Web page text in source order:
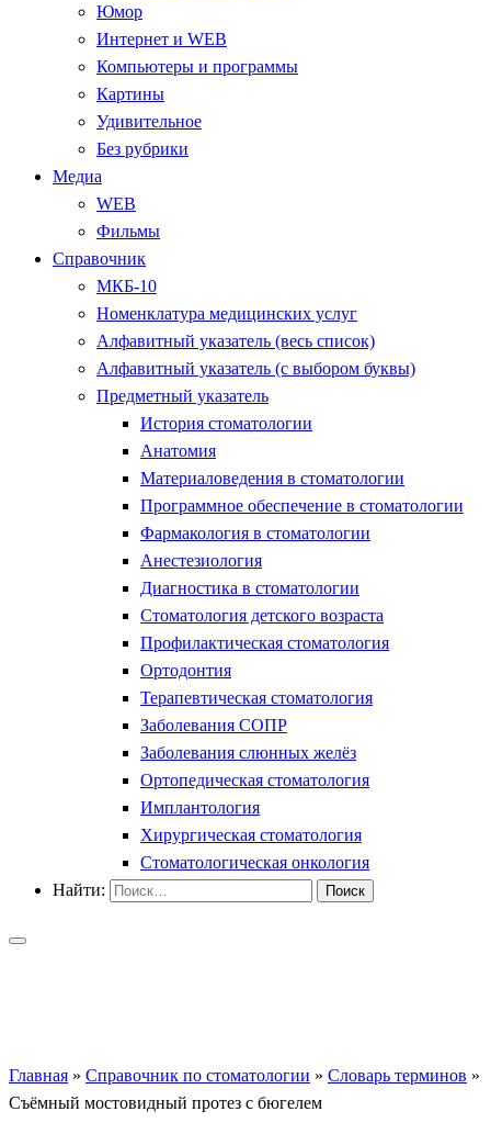
Юмор
Интернет и WEB
Компьютеры и программы
Картины
Удивительное
Без рубрики
Медиа
WEB
Фильмы
Справочник
МКБ-10
Номенклатура медицинских услуг
Алфавитный указатель (весь список)
Алфавитный указатель (с выбором буквы)
Предметный указатель
История стоматологии
Анатомия
Материаловедения в стоматологии
Программное обеспечение в стоматологии
Фармакология в стоматологии
Анестезиология
Диагностика в стоматологии
Стоматология детского возраста
Профилактическая стоматология
Ортодонтия
Терапевтическая стоматология
Заболевания СОПР
Заболевания слюнных желёз
Ортопедическая стоматология
Имплантология
Хирургическая стоматология
Стоматологическая онкология
Найти:
Главная » Справочник по стоматологии » Словарь терминов »
Съёмный мостовидный протез с бюгелeм